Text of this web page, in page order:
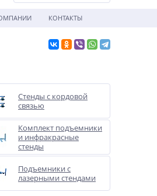
КОНТАКТЫ
Стенды с кордовой
связью
Комплект подъемники
и инфракрасные
стенды
Подъемники с
лазерными стендами